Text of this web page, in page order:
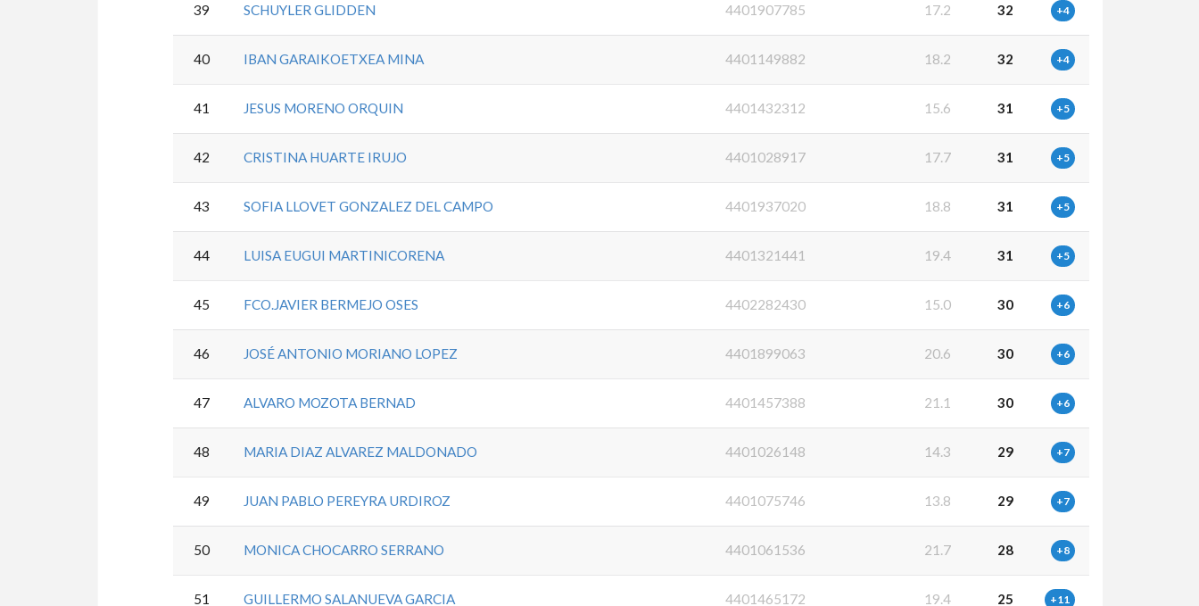
39 SCHUYLER GLIDDEN 4401907785 17.2 32 +4
40 IBAN GARAIKOETXEA MINA 4401149882 18.2 32 +4
41 JESUS MORENO ORQUIN 4401432312 15.6 31 +5
42 CRISTINA HUARTE IRUJO 4401028917 17.7 31 +5
43 SOFIA LLOVET GONZALEZ DEL CAMPO 4401937020 18.8 31 +5
44 LUISA EUGUI MARTINICORENA 4401321441 19.4 31 +5
45 FCO.JAVIER BERMEJO OSES 4402282430 15.0 30 +6
46 JOSÉ ANTONIO MORIANO LOPEZ 4401899063 20.6 30 +6
47 ALVARO MOZOTA BERNAD 4401457388 21.1 30 +6
48 MARIA DIAZ ALVAREZ MALDONADO 4401026148 14.3 29 +7
49 JUAN PABLO PEREYRA URDIROZ 4401075746 13.8 29 +7
50 MONICA CHOCARRO SERRANO 4401061536 21.7 28 +8
51 GUILLERMO SALANUEVA GARCIA 4401465172 19.4 25 +11